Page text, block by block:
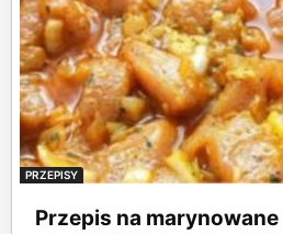
PRZEPISY
Przepis na